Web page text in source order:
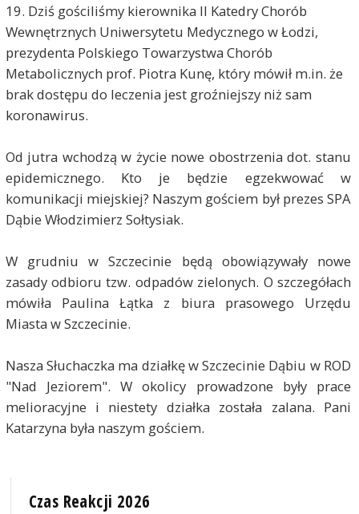
19. Dziś gościliśmy kierownika II Katedry Chorób
Wewnętrznych Uniwersytetu Medycznego w Łodzi,
prezydenta Polskiego Towarzystwa Chorób
Metabolicznych prof. Piotra Kunę, który mówił m.in. że
brak dostępu do leczenia jest groźniejszy niż sam
koronawirus.
Od jutra wchodzą w życie nowe obostrzenia dot. stanu
epidemicznego. Kto je będzie egzekwować w
komunikacji miejskiej? Naszym gościem był prezes SPA
Dąbie Włodzimierz Sołtysiak.
W grudniu w Szczecinie będą obowiązywały nowe
zasady odbioru tzw. odpadów zielonych. O szczegółach
mówiła Paulina Łątka z biura prasowego Urzędu
Miasta w Szczecinie.
Nasza Słuchaczka ma działkę w Szczecinie Dąbiu w ROD
"Nad Jeziorem". W okolicy prowadzone były prace
melioracyjne i niestety działka została zalana. Pani
Katarzyna była naszym gościem.
Czas Reakcji 2026